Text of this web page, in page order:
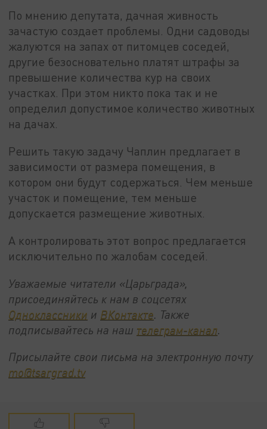
По мнению депутата, дачная живность
зачастую создает проблемы. Одни садоводы
жалуются на запах от питомцев соседей,
другие безосновательно платят штрафы за
превышение количества кур на своих
участках. При этом никто пока так и не
определил допустимое количество животных
на дачах.
Решить такую задачу Чаплин предлагает в
зависимости от размера помещения, в
котором они будут содержаться. Чем меньше
участок и помещение, тем меньше
допускается размещение животных.
А контролировать этот вопрос предлагается
исключительно по жалобам соседей.
Уважаемые читатели «Царьграда»,
присоединяйтесь к нам в соцсетях
Одноклассники и ВКонтакте . Также
подписывайтесь на наш телеграм-канал
Присылайте свои письма на электронную почту
mo@tsargrad.tv